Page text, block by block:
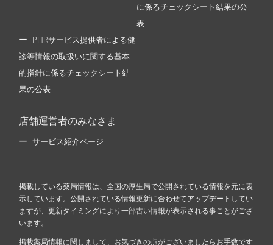
に係るチェックシート結果の公
表
PHRサービス提供者による健
診等情報の取扱いに関する基本
的指針に係るチェックシート結
果の公表
店舗運営者のみなさま
サービス紹介ページ
掲載している薬局情報は、全国の厚生局で公開されている情報を元に表
示しています。公開されている情報更新に合わせてアップデートしてい
ますが、更新タイミングにより一部古い情報が表示される事ことがござ
います。
掲載薬局情報に関しまして、お気づきの点がございましたらお手数です